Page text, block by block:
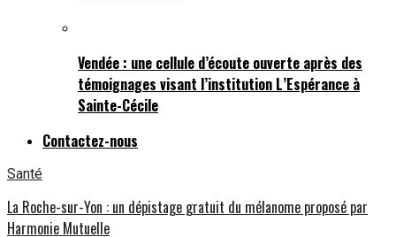
Vendée : une cellule d’écoute ouverte après des
témoignages visant l’institution L’Espérance à
Sainte-Cécile
Contactez-nous
Santé
La Roche-sur-Yon : un dépistage gratuit du mélanome proposé par
Harmonie Mutuelle